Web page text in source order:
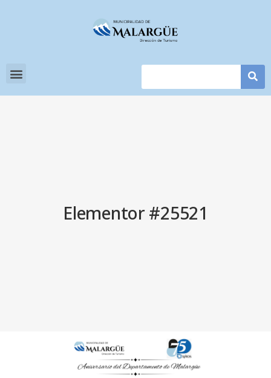
Elementor #25521